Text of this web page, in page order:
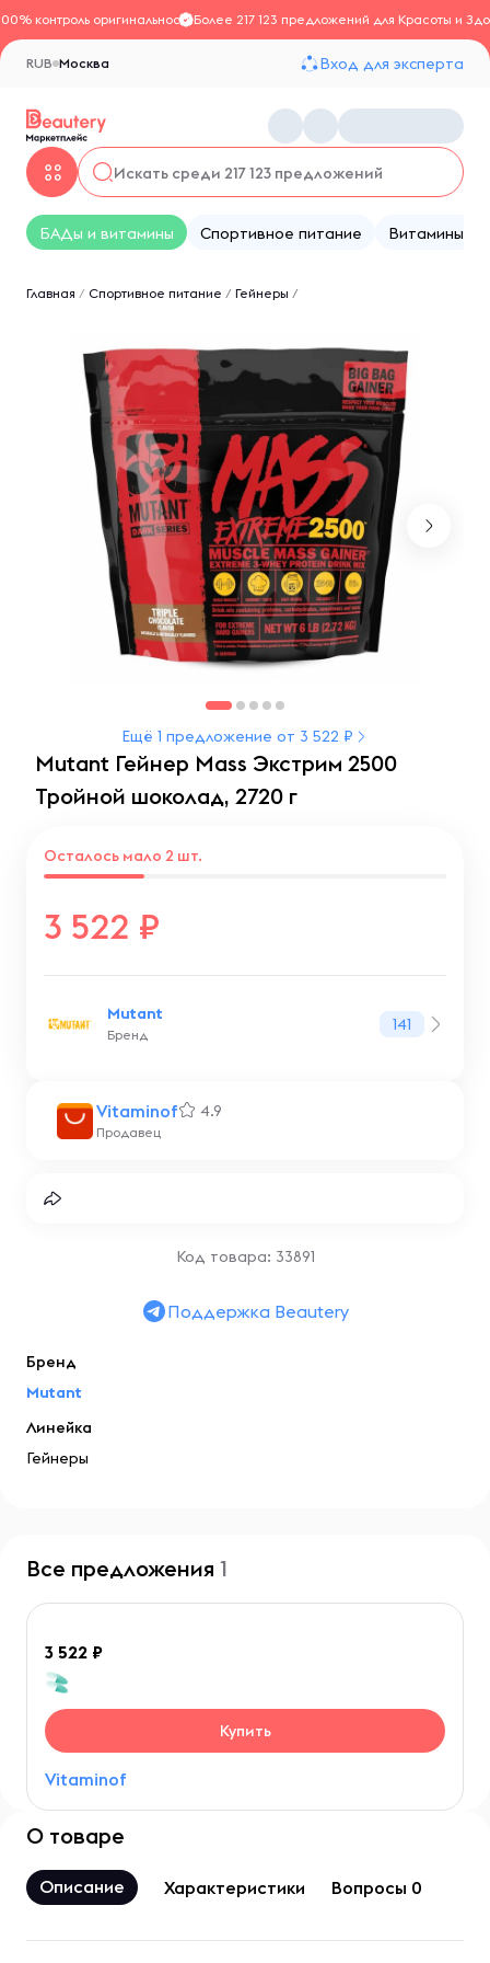
контроль оригинальностиБолее 217 123 предложений для Красоты и
Москва
RUB Вход для эксперта
БАДы и витамины Спортивное питание Витамины
Главная / Спортивное питание / Гейнеры /
Ещё 1 предложение от 3 522 ₽
Mutant Гейнер Mass Экстрим 2500
Тройной шоколад, 2720 г
Vitaminof 4.9
Продавец
3 522
Осталось мало 2 шт.
Mutant
Бренд
141
Код товара: 33891
Поддержка Beautery
Бренд
Mutant
Линейка
Гейнеры
Все предложения 1
3 522
Vitaminof
Купить
О товаре
Описание Характеристики Вопросы 0